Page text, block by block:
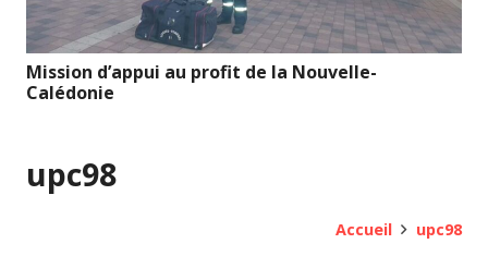
Mission d’appui au profit de la Nouvelle-
Calédonie
upc98
Accueil upc98